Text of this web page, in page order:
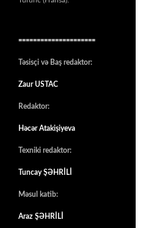
=====================
Təsisçi və Baş redaktor:
Zaur USTAC
Redaktor:
Həcər Atakişiyeva
Texniki redaktor:
Tuncay ŞƏHRİLİ
Məsul katib:
Araz ŞƏHRİLİ